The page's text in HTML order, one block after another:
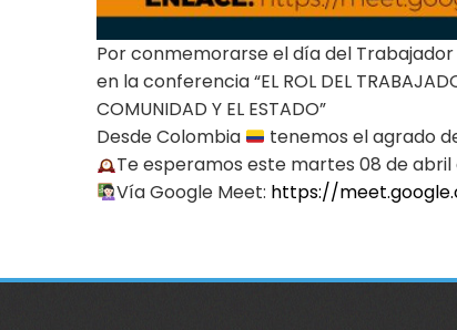
Por conmemorarse el día del Trabajador
en la conferencia “EL ROL DEL
COMUNIDAD Y EL ESTADO”
Desde Colombia
tenemos el agrado
Te esperamos este martes 08 de abril
Vía Google Meet: https://